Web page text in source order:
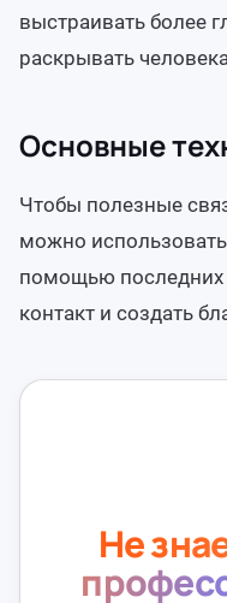
выстраивать более
раскрывать
Основные
Чтобы полезные
можно
помощью последних
контакт и создать
Не